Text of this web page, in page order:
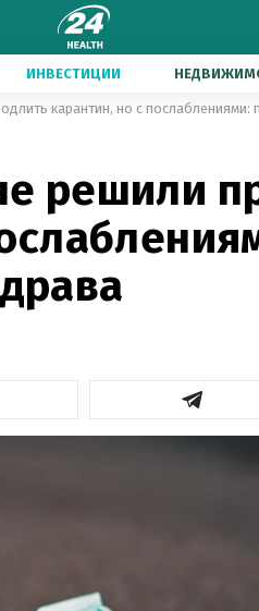
ИНВЕСТИЦИИ
карантин, но с послаблениями:
решили